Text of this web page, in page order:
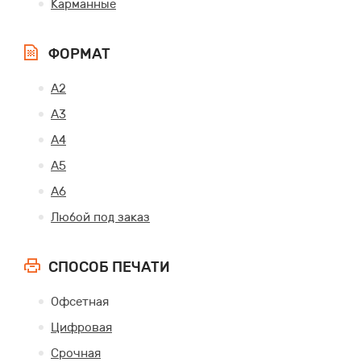
Карманные
ФОРМАТ
А2
А3
А4
А5
А6
Любой под заказ
СПОСОБ ПЕЧАТИ
Офсетная
Цифровая
Срочная